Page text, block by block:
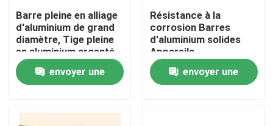
Au sujet de nous
Visite d'usine
Contrôle de qualité
Barre pleine en alliage
d'aluminium de grand
diamètre, Tige pleine
en aluminium argenté
envoyer une
Résistance à la
corrosion Barres
d'aluminium solides
Appareils
électroménagers
envoyer une